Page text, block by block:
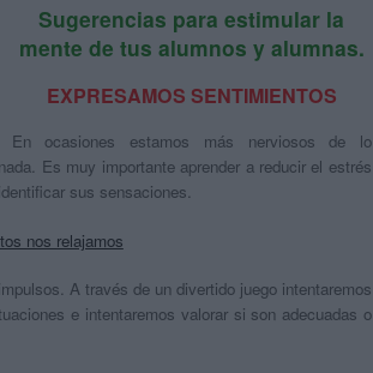
Sugerencias para estimular la
mente de tus alumnos y alumnas.
EXPRESAMOS SENTIMIENTOS
En ocasiones estamos más nerviosos de lo
Es muy importante aprender a reducir el estrés
sus sensaciones.
nos relajamos
A través de un divertido juego intentaremos
e intentaremos valorar si son adecuadas o